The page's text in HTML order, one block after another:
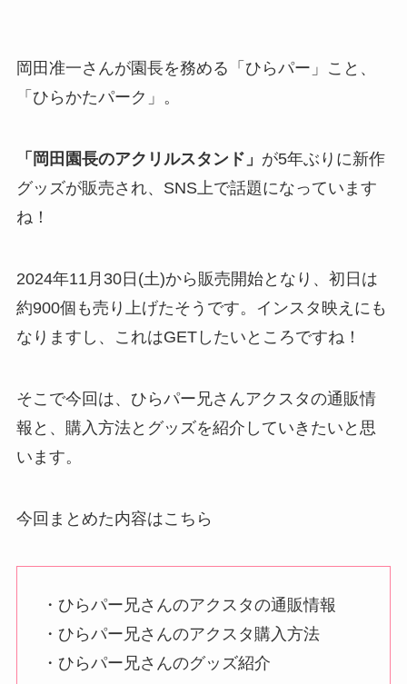
岡田准一さんが園長を務める「ひらパー」こと、
「ひらかたパーク」。
「岡田園長のアクリルスタンド」 が5年ぶりに新作
グッズが販売され、SNS上で話題になっています
ね！
2024年11月30日(土)から販売開始となり、初日は
約900個も売り上げたそうです。インスタ映えにも
なりますし、これはGETしたいところですね！
そこで今回は、ひらパー兄さんアクスタの通販情
報と、購入方法とグッズを紹介していきたいと思
います。
今回まとめた内容はこちら
・ひらパー兄さんのアクスタの通販情報
・ひらパー兄さんのアクスタ購入方法
・ひらパー兄さんのグッズ紹介